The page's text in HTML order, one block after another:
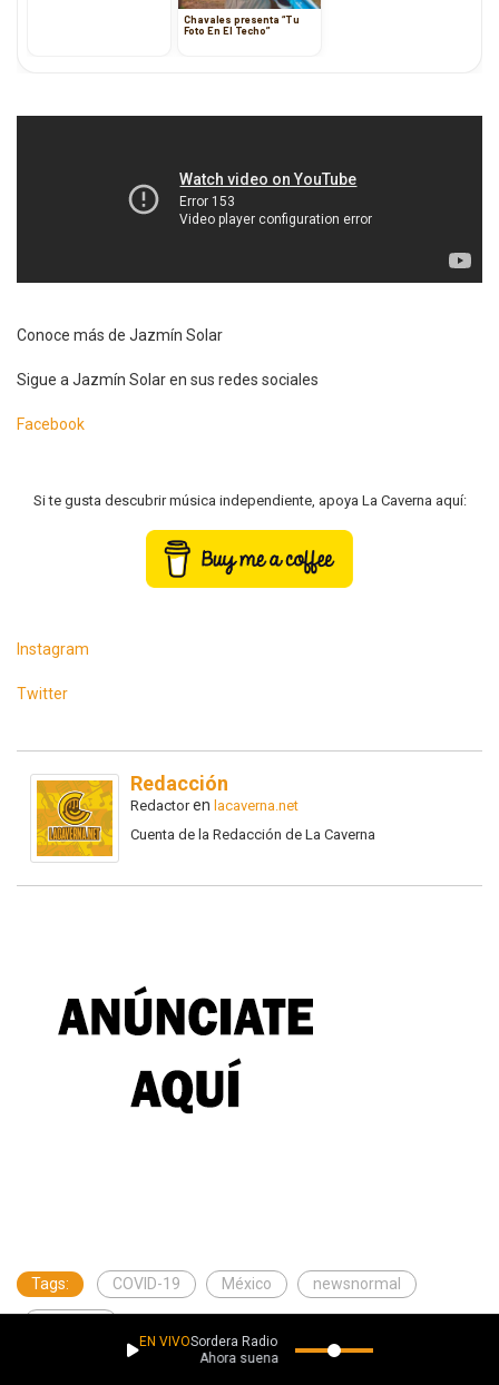
Chavales presenta “Tu
Foto En El Techo”
Conoce más de Jazmín Solar
Sigue a Jazmín Solar en sus redes sociales
Facebook
Si te gusta descubrir música independiente, apoya La Caverna aquí:
Instagram
Twitter
Redacción
Redactoren lacaverna.net
Cuenta de la Redacción de La Caverna
Tags: COVID-19 México newsnormal
EN VIVOSordera Radio
Ahora suena